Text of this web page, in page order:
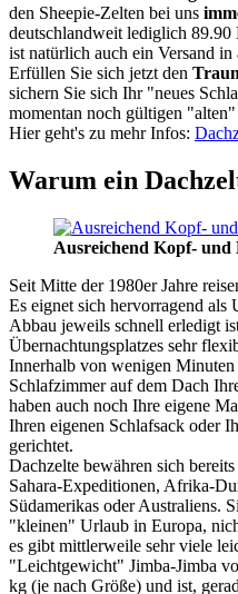
den Sheepie-Zelten bei uns
deutschlandweit lediglich
ist natürlich auch ein Versand
Erfüllen Sie sich jetzt den
sichern Sie sich Ihr "neues
momentan noch gültigen "alten"
Hier geht's zu mehr Infos:
Warum ein
Ausreichend Kopf- und
Seit Mitte der 1980er Jahre
Es eignet sich hervorragend
Abbau jeweils schnell erledigt
Übernachtungsplatzes sehr
Innerhalb von wenigen
Schlafzimmer auf dem Dach
haben auch noch Ihre eigene
Ihren eigenen Schlafsack oder
gerichtet.
Dachzelte bewähren sich
Sahara-Expeditionen, Afrika-
Südamerikas oder Australiens.
"kleinen" Urlaub in Europa,
es gibt mittlerweile sehr viele
"Leichtgewicht" Jimba-Jimba
kg (je nach Größe) und ist,